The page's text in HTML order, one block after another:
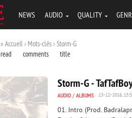
NEWS AUDIO QUALITY
» Accueil › Mots-clés › Storm-G
read comments title
Storm-G -
AUDIO / ALBUMS 13-12-2016,
01. Intro (Prod.